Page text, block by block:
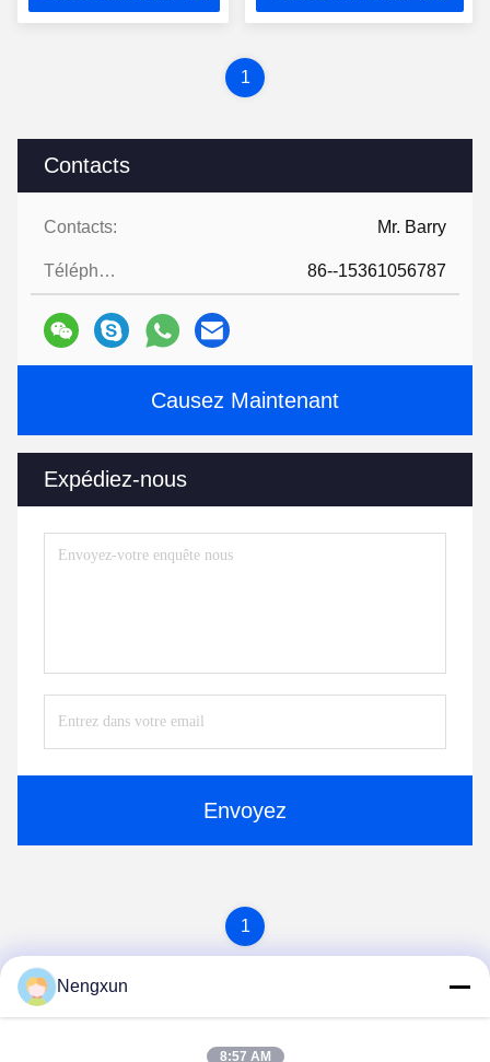
Contacts
Contacts: Mr. Barry
Téléphone: 86--15361056787
Causez Maintenant
Expédiez-nous
Envoyez
1
1
Nengxun
8:57 AM